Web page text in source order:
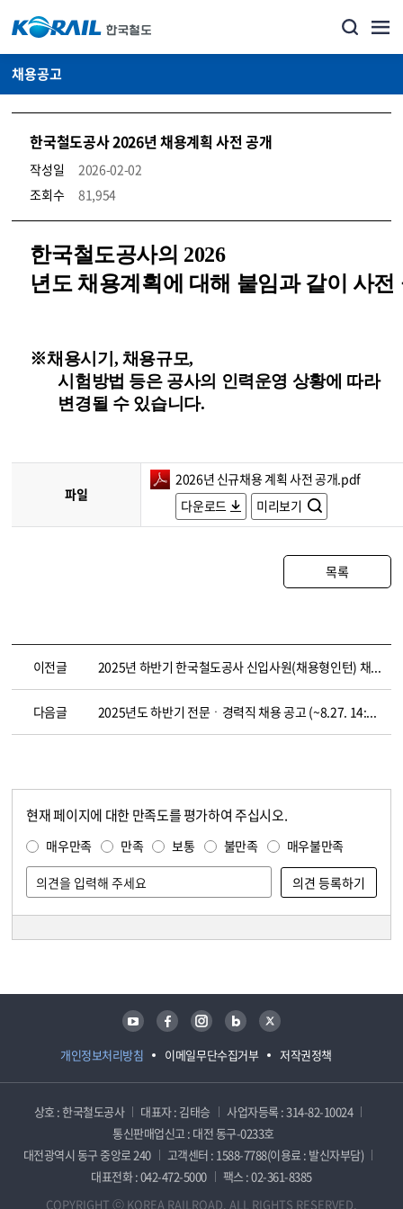
채용공고
한국철도공사 2026년 채용계획 사전 공개
작성일
2026-02-02
조회수
81,954
코레일소개_경영공시_채용공고 상세보기 – 내용, 파일, 담당자 연락처로 구성
한국철도공사의 2026
년도 채용계획에 대해 붙임과 같이 사전
※채용시기 , 채용규모,
시험방법 등은 공사의 인력운영 상황에 따라
변경될 수 있습니다.
파일
2026년 신규채용 계획 사전 공개.pdf
다운로드
미리보기
목록
이전글 2025년 하반기 한국철도공사 신입사원(채용형인턴) 채용 공고(~8.26. 14:00)
다음글 2025년도 하반기 전문ㆍ경력직 채용 공고 (~8.27. 14:00)
현재 페이지에 대한 만족도를 평가하여 주십시오.
매우만족 만족 보통 불만족 매우불만족
개인정보처리방침 이메일무단수집거부 저작권정책
유튜브 페이스북 인스타그램 블로그 트위터
상호 : 한국철도공사 대표자 : 김태승
사업자등록 : 314-82-10024
통신판매업신고 : 대전 동구-0233호
대전광역시 동구 중앙로 240
고객센터 : 1588-7788(이용료 : 발신자부담)
대표전화 : 042-472-5000
팩스 : 02-361-8385
COPYRIGHT ⓒ KOREA RAILROAD. ALL RIGHTS RESERVED.